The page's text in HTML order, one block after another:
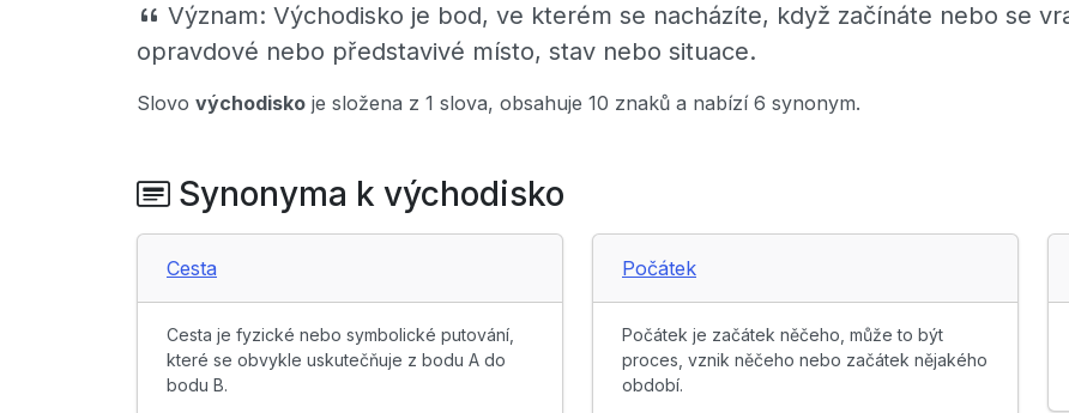
Význam: Východisko je bod, ve kterém se nacházíte, když začínáte nebo se
opravdové nebo představivé místo, stav nebo situace.
Slovo východisko je složena z 1 slova, obsahuje 10 znaků a nabízí 6 synonym.
Synonyma k východisko
Cesta
Cesta je fyzické nebo symbolické putování,
které se obvykle uskutečňuje z bodu A do
bodu B.
Počátek
Počátek je začátek něčeho, může to být
proces, vznik něčeho nebo začátek nějakého
období.